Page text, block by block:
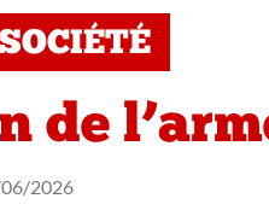
de
2026